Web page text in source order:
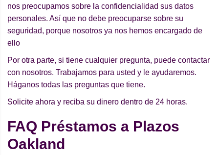
nos preocupamos sobre la confidencialidad sus datos
personales. Así que no debe preocuparse sobre su
seguridad, porque nosotros ya nos hemos encargado de
ello
Por otra parte, si tiene cualquier pregunta, puede contactar
con nosotros. Trabajamos para usted y le ayudaremos.
Háganos todas las preguntas que tiene.
Solicite ahora y reciba su dinero dentro de 24 horas.
FAQ Préstamos a Plazos
Oakland